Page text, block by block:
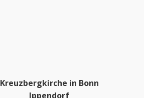
Kreuzbergkirche in Bonn
Ippendorf